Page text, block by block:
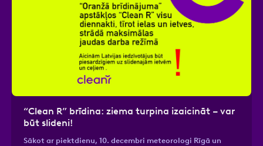
“Clean R” brīdina: ziema turpina izaicināt – var
būt slideni!
Sākot ar piektdienu, 10. decembri meteorologi Rīgā un